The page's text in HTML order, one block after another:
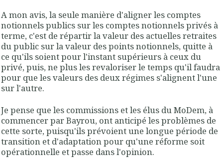
A mon avis, la seule manière d'aligner les comptes
notionnels publics sur les comptes notionnels privés à
terme, c'est de répartir la valeur des actuelles retraites
du public sur la valeur des points notionnels, quitte à
ce qu'ils soient pour l'instant supérieurs à ceux du
privé, puis, ne plus les revaloriser le temps qu'il faudra
pour que les valeurs des deux régimes s'alignent l'une
sur l'autre.
Je pense que les commissions et les élus du MoDem, à
commencer par Bayrou, ont anticipé les problèmes de
cette sorte, puisqu'ils prévoient une longue période de
transition et d'adaptation pour qu'une réforme soit
opérationnelle et passe dans l'opinion.